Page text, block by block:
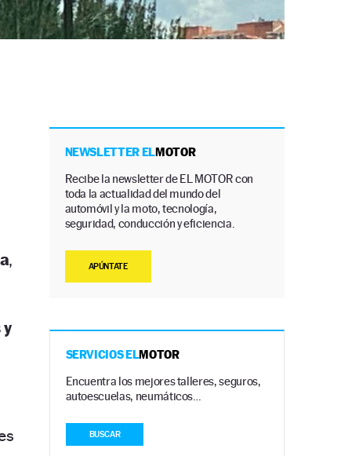
,
NEWSLETTER ELMOTOR
Recibe la newsletter de EL MOTOR con
toda la actualidad del mundo del
automóvil y la moto, tecnología,
seguridad, conducción y eficiencia.
APÚNTATE
SERVICIOS ELMOTOR
Encuentra los mejores talleres, seguros,
autoescuelas, neumáticos…
BUSCAR